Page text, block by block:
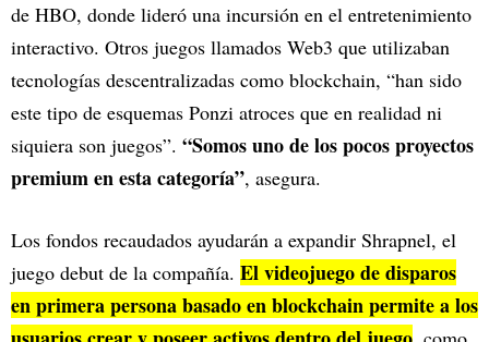
de HBO, donde lideró una incursión en el entretenimiento
interactivo. Otros juegos llamados Web3 que utilizaban
tecnologías descentralizadas como blockchain, “han sido
este tipo de esquemas Ponzi atroces que en realidad ni
siquiera son juegos”. “Somos uno de los pocos proyectos
premium en esta categoría”, asegura.
Los fondos recaudados ayudarán a expandir Shrapnel, el
juego debut de la compañía. El videojuego de disparos
en primera persona basado en blockchain permite a los